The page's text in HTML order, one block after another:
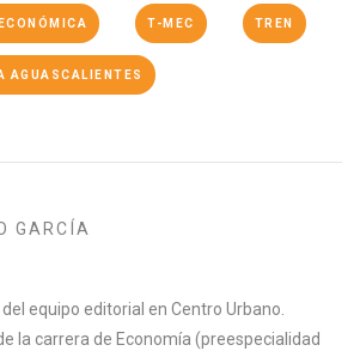
T-MEC TREN
AGUASCALIENTES
GARCÍA
equipo editorial en Centro Urbano.
la carrera de Economía (preespecialidad